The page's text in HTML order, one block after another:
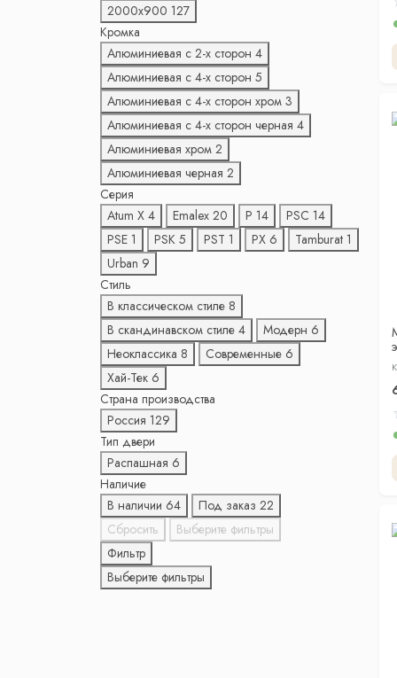
2000х900 127
Кромка
Алюминиевая с 2-x сторон 4
Алюминиевая с 4-x сторон 5
Алюминиевая с 4-x сторон хром 3
Алюминиевая с 4-x сторон черная 4
Алюминиевая хром 2
Алюминиевая черная 2
Серия
Atum X 4 Emalex 20 P 14 PSC 14
PSE 1 PSK 5 PST 1 PX 6 Tamburat 1
Urban 9
Стиль
В классическом стиле 8
В скандинавском стиле 4 Модерн 6
Неоклассика 8 Современные 6
Хай-Тек 6
Страна производства
Россия 129
Тип двери
Распашная 6
Наличие
В наличии 64 Под заказ 22
Сбросить
Выберите фильтры
Фильтр
Выберите фильтры